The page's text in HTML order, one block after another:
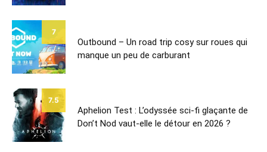
7
Outbound – Un road trip cosy sur roues qui
manque un peu de carburant
7.5
Aphelion Test : L’odyssée sci-fi glaçante de
Don’t Nod vaut-elle le détour en 2026 ?